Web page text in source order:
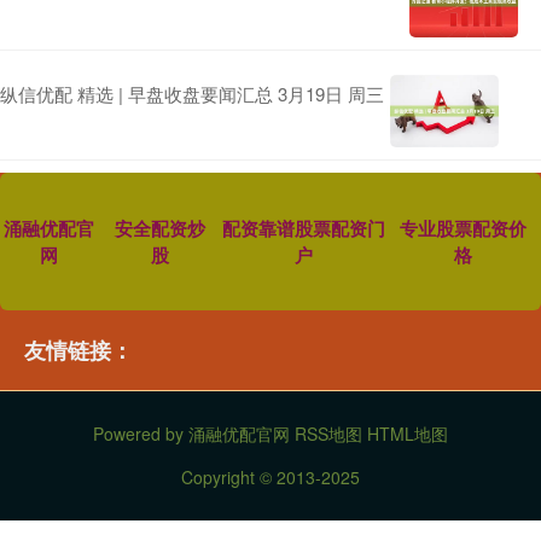
纵信优配 精选 | 早盘收盘要闻汇总 3月19日 周三
涌融优配官
网
安全配资炒
股
配资靠谱股票配资门
户
专业股票配资价
格
友情链接：
Powered by 涌融优配官网 RSS地图 HTML地图
Copyright © 2013-2025